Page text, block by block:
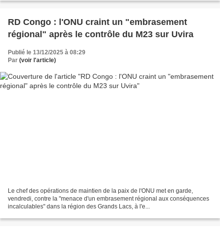
RD Congo : l'ONU craint un "embrasement
régional" après le contrôle du M23 sur Uvira
Publié le 13/12/2025 à 08:29
Par (voir l'article)
Le chef des opérations de maintien de la paix de l'ONU met en garde,
vendredi, contre la "menace d'un embrasement régional aux conséquences
incalculables" dans la région des Grands Lacs, à l'e...